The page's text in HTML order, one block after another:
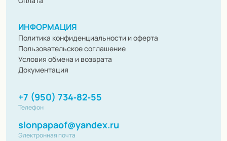
ИНФОРМАЦИЯ
Политика конфиденциальности и оферта
Пользовательское соглашение
Условия обмена и возврата
Документация
+7 (950) 734‑82‑55
Телефон
slonpapaof@yandex.ru
Электронная почта